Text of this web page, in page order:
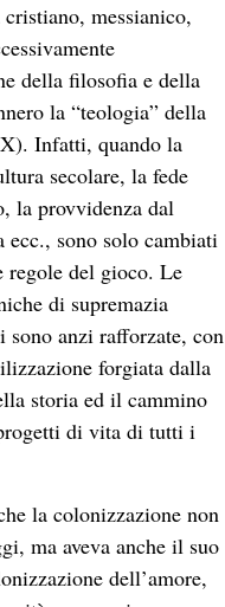
messianico,
della filosofia e della
la “teologia” della
Infatti, quando la
secolare, la fede
la provvidenza dal
ecc., sono solo cambiati
regole del gioco. Le
di supremazia
anzi rafforzate, con
forgiata dalla
storia ed il cammino
di vita di tutti i
la colonizzazione non
ma aveva anche il suo
dell’amore,